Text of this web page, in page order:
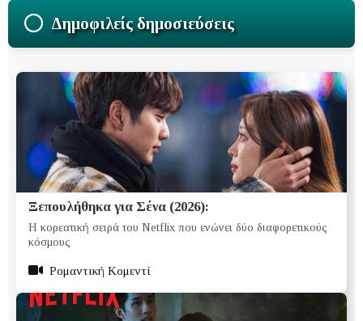
Δημοφιλείς δημοσιεύσεις
Ξεπουλήθηκα για Σένα (2026):
Η κορεατική σειρά του Netflix που ενώνει δύο διαφορετικούς
κόσμους
Ρομαντική Κομεντί